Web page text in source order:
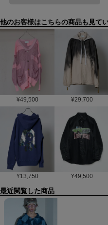
他のお客様はこちらの商品も見て
¥49,500 ¥29,700
¥13,750 ¥49,500
最近閲覧した商品